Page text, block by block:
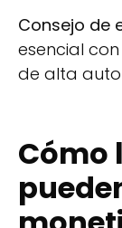
Consejo de
esencial
de alta
Cómo